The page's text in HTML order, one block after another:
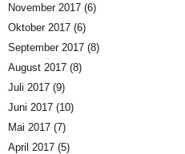
November 2017 (6)
Oktober 2017 (6)
September 2017 (8)
August 2017 (8)
Juli 2017 (9)
Juni 2017 (10)
Mai 2017 (7)
April 2017 (5)